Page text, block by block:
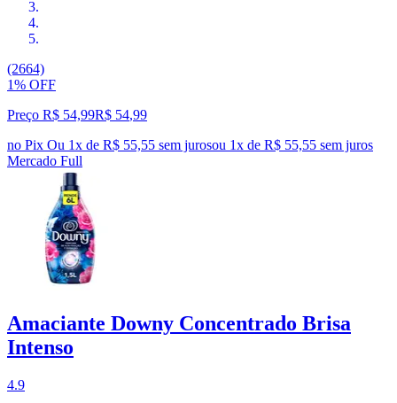
(2664)
1% OFF
Preço R$ 54,99R$ 54,99
no Pix Ou 1x de R$ 55,55 sem jurosou 1x de R$ 55,55 sem juros
Mercado Full
Amaciante Downy Concentrado Brisa
Intenso
4.9